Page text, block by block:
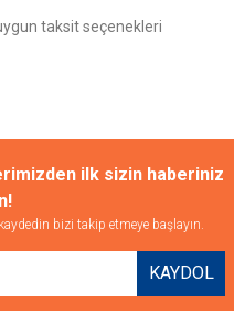
taksit seçenekleri
ilk sizin haberiniz
bizi takip etmeye başlayın.
KAYDOL